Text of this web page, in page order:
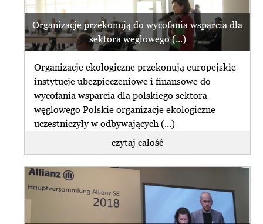
Organizacje przekonują do wycofania wsparcia dla
sektora węglowego (...)
Organizacje ekologiczne przekonują europejskie
instytucje ubezpieczeniowe i finansowe do
wycofania wsparcia dla polskiego sektora
węglowego Polskie organizacje ekologiczne
uczestniczyły w odbywających (...)
czytaj całość